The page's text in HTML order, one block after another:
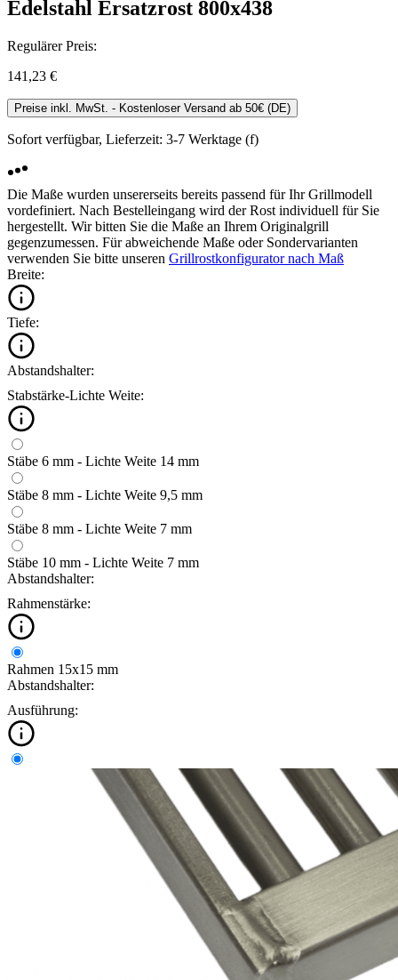
Edelstahl Ersatzrost 800x438
Regulärer Preis:
141,23 €
Preise inkl. MwSt. - Kostenloser Versand ab 50€ (DE)
Sofort verfügbar, Lieferzeit: 3-7 Werktage (f)
Die Maße wurden unsererseits bereits passend für Ihr Grillmodell
vordefiniert. Nach Bestelleingang wird der Rost individuell für Sie
hergestellt. Wir bitten Sie die Maße an Ihrem Originalgrill
gegenzumessen. Für abweichende Maße oder Sondervarianten
verwenden Sie bitte unseren Grillrostkonfigurator nach Maß
Breite:
Tiefe:
Abstandshalter:
Stabstärke-Lichte Weite:
Stäbe 6 mm - Lichte Weite 14 mm
Stäbe 8 mm - Lichte Weite 9,5 mm
Stäbe 8 mm - Lichte Weite 7 mm
Stäbe 10 mm - Lichte Weite 7 mm
Abstandshalter:
Rahmenstärke:
Rahmen 15x15 mm
Abstandshalter:
Ausführung: